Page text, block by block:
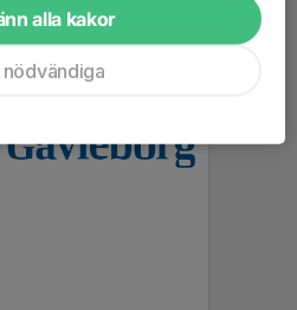
alla kakor
nödvändiga